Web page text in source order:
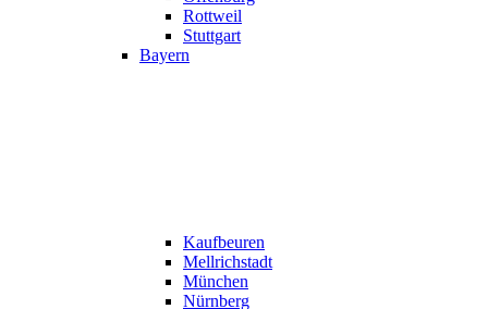
Rottweil
Stuttgart
Bayern
Kaufbeuren
Mellrichstadt
München
Nürnberg